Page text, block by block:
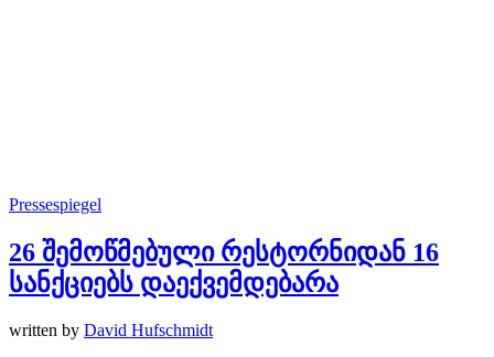
Pressespiegel
26 შემოწმებული რესტორნიდან 16
სანქციებს დაექვემდებარა
written by David Hufschmidt